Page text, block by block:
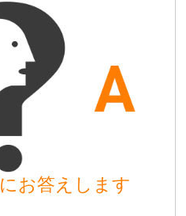
お答えします